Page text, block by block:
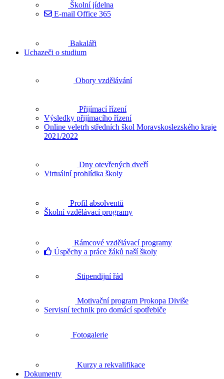
Školní jídelna
E-mail Office 365
Bakaláři
Uchazeči o studium
Obory vzdělávání
Přijímací řízení
Výsledky přijímacího řízení
Online veletrh středních škol Moravskoslezského kraje
2021/2022
Dny otevřených dveří
Virtuální prohlídka školy
Profil absolventů
Školní vzdělávací programy
Rámcové vzdělávací programy
Úspěchy a práce žáků naší školy
Stipendijní řád
Motivační program Prokopa Diviše
Servisní technik pro domácí spotřebiče
Fotogalerie
Kurzy a rekvalifikace
Dokumenty